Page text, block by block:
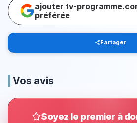
ajouter tv-
préférée
Partager
Vos avis
Soyez le premier à